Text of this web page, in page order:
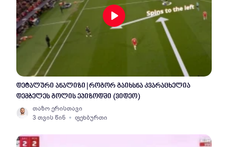
დეტალური ანალიზი | როგორ გაიხსნა კვარაცხელია
დემბელეს გოლის ეპიზოდში (ვიდეო)
თაზო ერისთავი
3 თვის წინ
ფეხბურთი